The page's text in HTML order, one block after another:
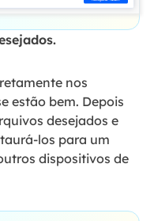
nos
estão bem. Depois
desejados e
los para um
dispositivos de